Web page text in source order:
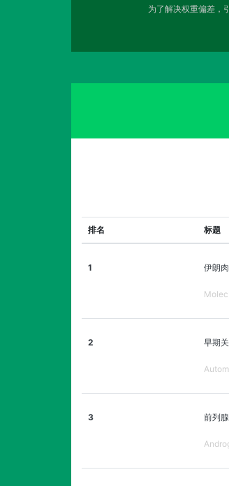
为了解决权重偏差
排名 标题
1 伊朗
2 早期
3 前列